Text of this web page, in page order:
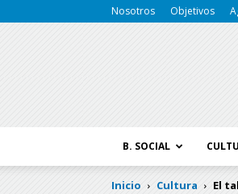
Nosotros Objetivos
B. SOCIAL
Inicio Cultura El